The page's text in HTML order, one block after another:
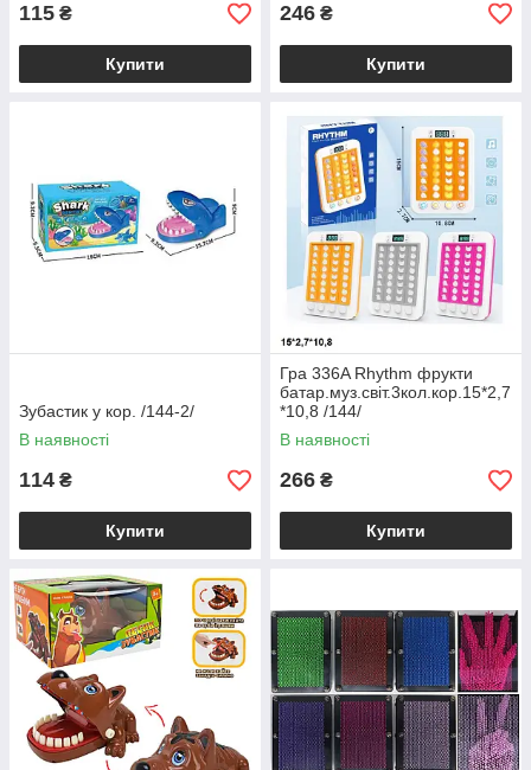
115 ₴
Купити
246 ₴
Купити
Зубастик у кор. /144-2/
В наявності
114 ₴
Купити
Гра 336A Rhythm фрукти
батар.муз.світ.3кол.кор.15*2,7
*10,8 /144/
В наявності
266 ₴
Купити